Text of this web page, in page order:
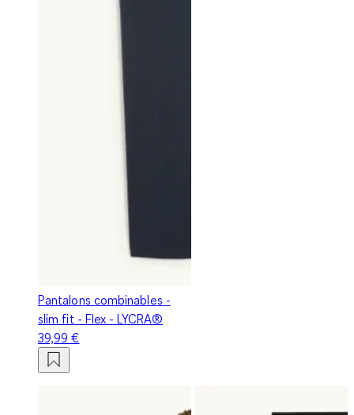
Pantalons combinables -
slim fit - Flex - LYCRA®
39,99 €